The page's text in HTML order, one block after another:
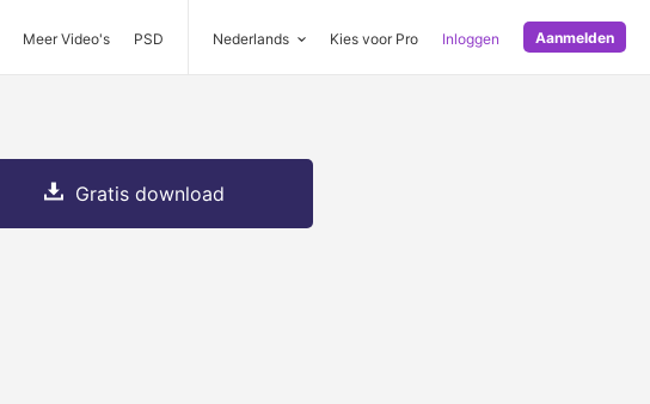
Meer Video's PSD Nederlands Kies voor Pro Inloggen Aanmelden
Gratis download